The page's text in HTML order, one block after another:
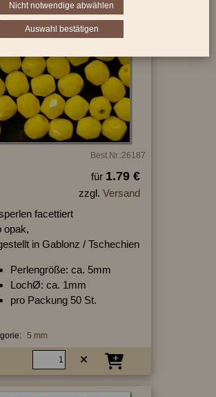
Best.Nr.:26187
für 1.79 €
zzgl. Versand
facettiert
opak,
in Gablonz / Tschechien
Perlengröße: ca. 5mm
LochØ: ca. 1mm
pro Packung 50 St.
5 mm
Nicht notwendige abwählen
Auswahl bestätigen